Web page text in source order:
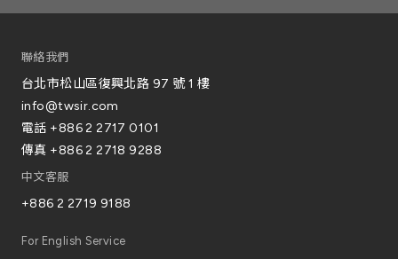
聯絡我們
台北市松山區復興北路 97 號 1 樓
info@twsir.com
電話 +886 2 2717 0101
傳真 +886 2 2718 9288
中文客服
+886 2 2719 9188
For English Service